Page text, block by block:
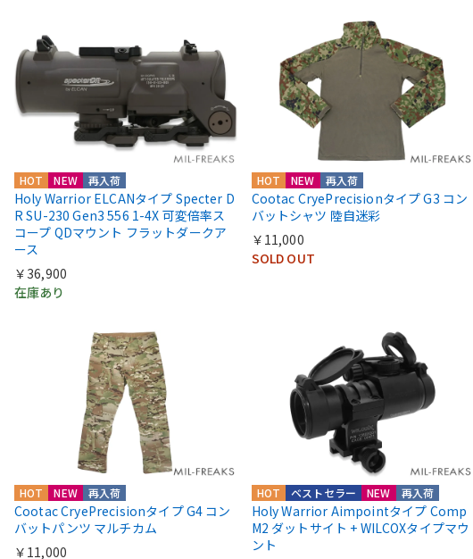
HOT NEW 再入荷
Holy Warrior ELCANタイプ Specter D
R SU-230 Gen3 556 1-4X 可変倍率ス
コープ QDマウント フラットダークア
ース
￥36,900
在庫あり
HOT NEW 再入荷
Cootac CryePrecisionタイプ G3 コン
バットシャツ 陸自迷彩
￥11,000
SOLD OUT
HOT NEW 再入荷
Cootac CryePrecisionタイプ G4 コン
バットパンツ マルチカム
￥11,000
HOT NEW 再入荷
ベストセラー
Holy Warrior Aimpointタイプ Comp
M2 ダットサイト + WILCOXタイプマウ
ント